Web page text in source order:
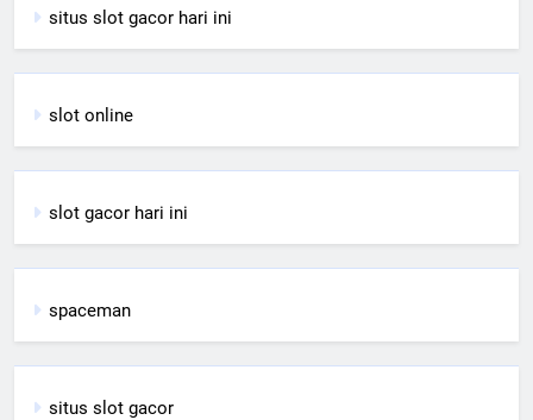
situs slot gacor hari ini
slot online
slot gacor hari ini
spaceman
situs slot gacor